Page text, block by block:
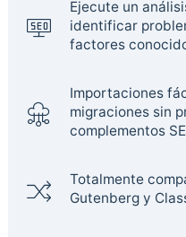
Ejecute un
identificar
factores
Importaciones
migraciones sin
complementos
Totalmente
Gutenberg y